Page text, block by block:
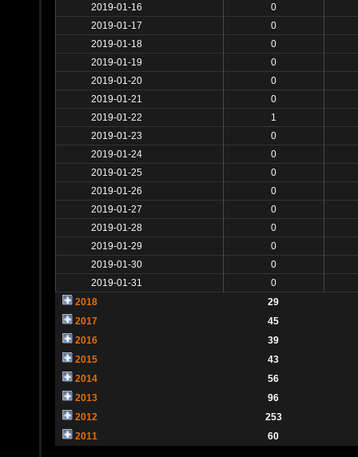
2019-01-16
0
2019-01-17
0
2019-01-18
0
2019-01-19
0
2019-01-20
0
2019-01-21
0
2019-01-22
1
2019-01-23
0
2019-01-24
0
2019-01-25
0
2019-01-26
0
2019-01-27
0
2019-01-28
0
2019-01-29
0
2019-01-30
0
2019-01-31
0
2018
29
2017
45
2016
39
2015
43
2014
56
2013
96
2012
253
2011
60